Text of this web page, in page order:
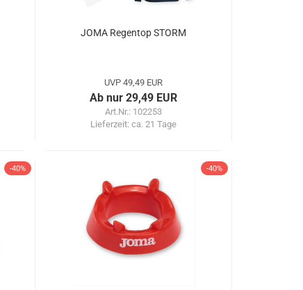
JOMA Regentop STORM
UVP 49,49 EUR
Ab nur 29,49 EUR
Art.Nr.: 102253
Lieferzeit:ca. 21 Tage
-40% -40%